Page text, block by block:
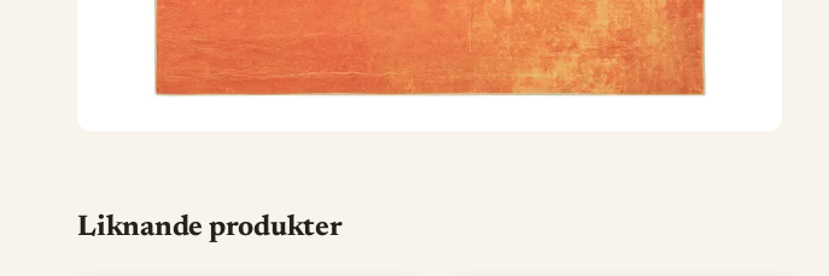
Liknande produkter